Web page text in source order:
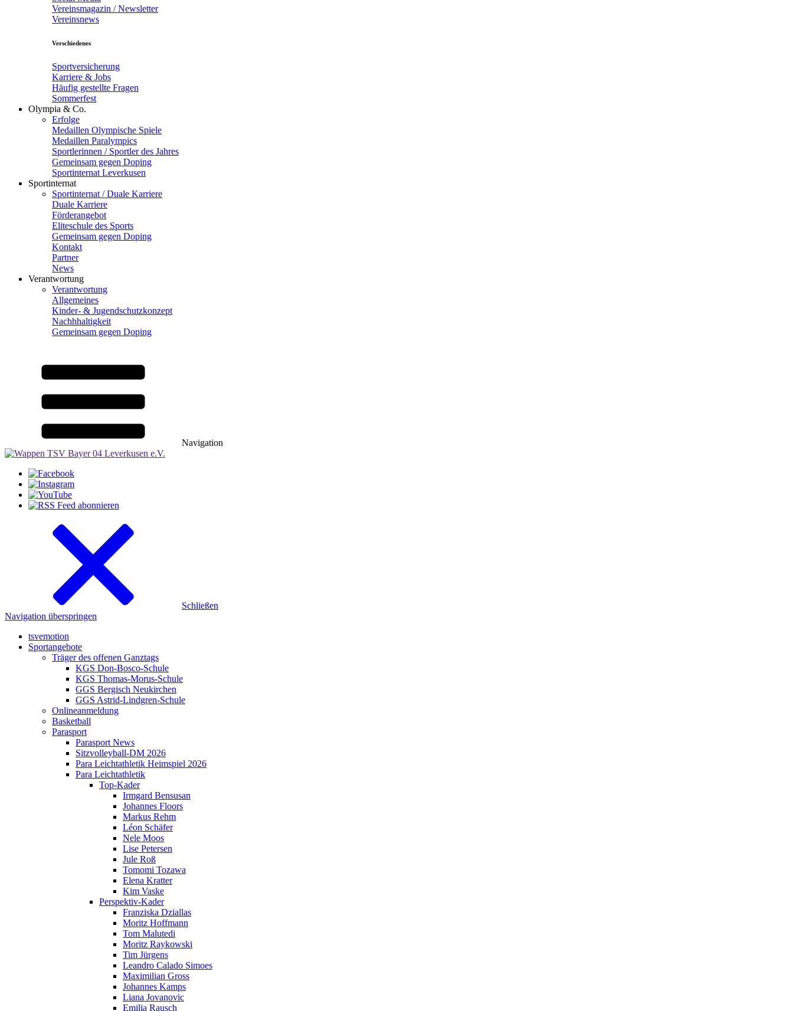
Vereinsmagazin / Newsletter
Vereinsnews
Verschiedenes
Sportversicherung
Karriere & Jobs
Häufig gestellte Fragen
Sommerfest
Olympia & Co.
Erfolge
Medaillen Olympische Spiele
Medaillen Paralympics
Sportlerinnen / Sportler des Jahres
Gemeinsam gegen Doping
Sportinternat Leverkusen
Sportinternat
Sportinternat / Duale Karriere
Duale Karriere
Förderangebot
Eliteschule des Sports
Gemeinsam gegen Doping
Kontakt
Partner
News
Verantwortung
Verantwortung
Allgemeines
Kinder- & Jugendschutzkonzept
Nachhhaltigkeit
Gemeinsam gegen Doping
Navigation
Schließen
Navigation überspringen
tsvemotion
Sportangebote
Träger des offenen Ganztags
KGS Don-Bosco-Schule
KGS Thomas-Morus-Schule
GGS Bergisch Neukirchen
GGS Astrid-Lindgren-Schule
Onlineanmeldung
Basketball
Parasport
Parasport News
Sitzvolleyball-DM 2026
Para Leichtathletik Heimspiel 2026
Para Leichtathletik
Top-Kader
Irmgard Bensusan
Johannes Floors
Markus Rehm
Léon Schäfer
Nele Moos
Lise Petersen
Jule Roß
Tomomi Tozawa
Elena Kratter
Kim Vaske
Perspektiv-Kader
Franziska Dziallas
Moritz Hoffmann
Tom Malutedi
Moritz Raykowski
Tim Jürgens
Leandro Calado Simoes
Maximilian Gross
Johannes Kamps
Liana Jovanovic
Emilia Rausch